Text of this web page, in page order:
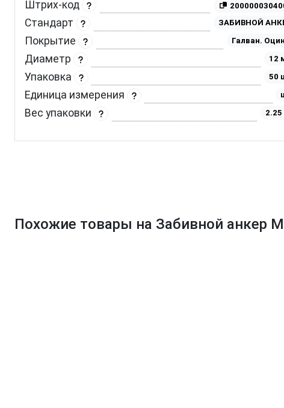
Штрих-код
Стандарт ЗАБИВНОЙ
Покрытие Галван.
Диаметр 12
Упаковка 50
Единица измерения
Вес упаковки 2.25
Похожие товары на Забивной анкер